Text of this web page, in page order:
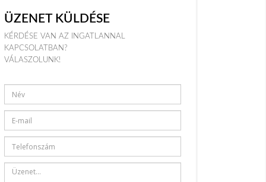
ÜZENET KÜLDÉSE
KÉRDÉSE VAN AZ INGATLANNAL
KAPCSOLATBAN?
VÁLASZOLUNK!